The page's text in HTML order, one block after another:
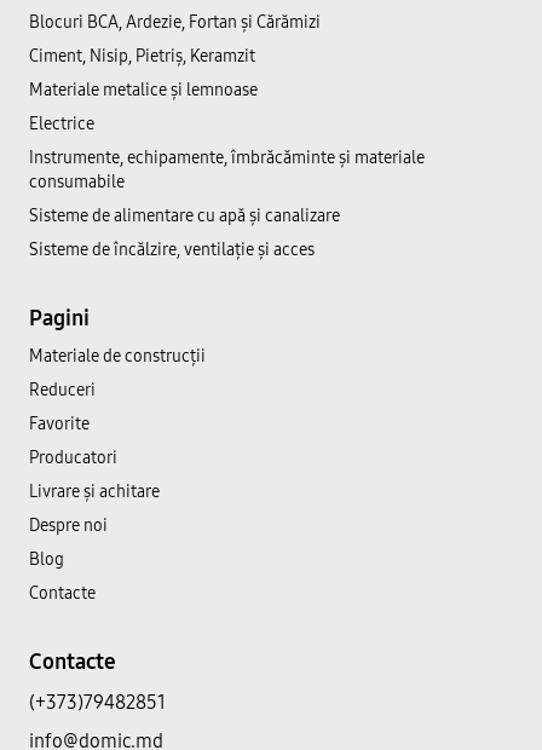
Blocuri BCA, Ardezie, Fortan și Cărămizi
Ciment, Nisip, Pietriș, Keramzit
Materiale metalice și lemnoase
Electrice
Instrumente, echipamente, îmbrăcăminte și materiale
consumabile
Sisteme de alimentare cu apă și canalizare
Sisteme de încălzire, ventilație și acces
Pagini
Materiale de construcții
Reduceri
Favorite
Producatori
Livrare și achitare
Despre noi
Blog
Contacte
Contacte
(+373)79482851
info@domic.md